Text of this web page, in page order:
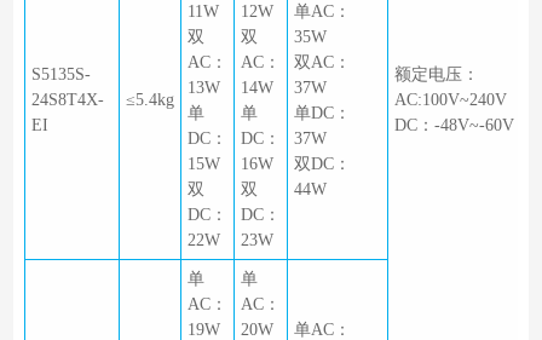
额定电压：
AC:100V~240V
DC：-48V~-60V
S5135S-
24S8T4X-
EI
≤5.4kg
11W
双
AC：
13W
单
DC：
15W
双
DC：
22W
12W
双
AC：
14W
单
DC：
16W
双
DC：
23W
单AC：
35W
双AC：
37W
单DC：
37W
双DC：
44W
单
AC：
19W
单
AC：
20W
单AC：